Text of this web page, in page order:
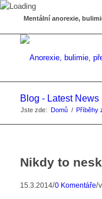
Mentální anorexie,
Blog - Latest News
Jste zde: Domů / Příběhy
Nikdy to
15.3.2014/0 Komentáře/v